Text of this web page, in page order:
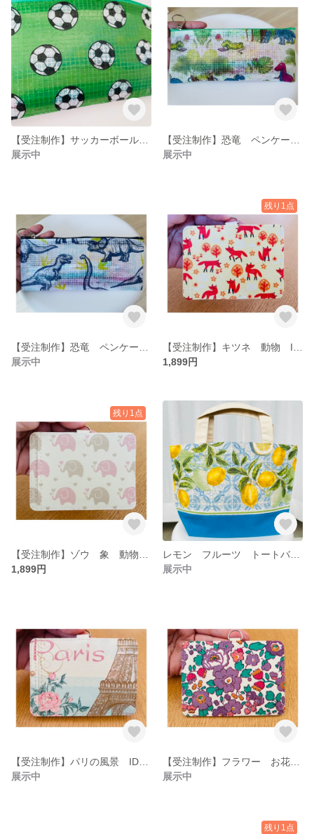
展示中
展示中
展示中
残り1点
1,899円
残り1点
1,899円
レモン フルーツ トートバック ランチバック
展示中
展示中
展示中
残り1点